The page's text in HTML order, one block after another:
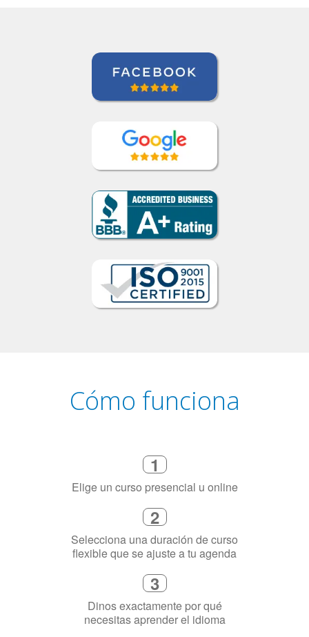
Cómo funciona
1
Elige un curso presencial u online
2
Selecciona una duración de curso
flexible que se ajuste a tu agenda
3
Dinos exactamente por qué
necesitas aprender el idioma